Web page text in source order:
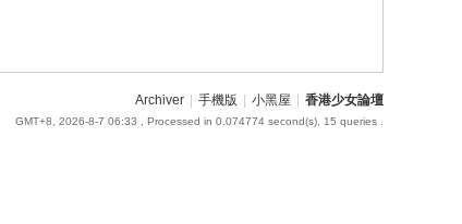
Archiver 手機版 小黑屋 香港少女論壇
GMT+8, 2026-8-7 06:33 , Processed in 0.074774 second(s), 15 queries .